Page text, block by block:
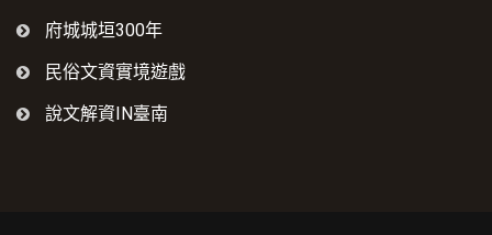
府城城垣300年
民俗文資實境遊戲
說文解資IN臺南